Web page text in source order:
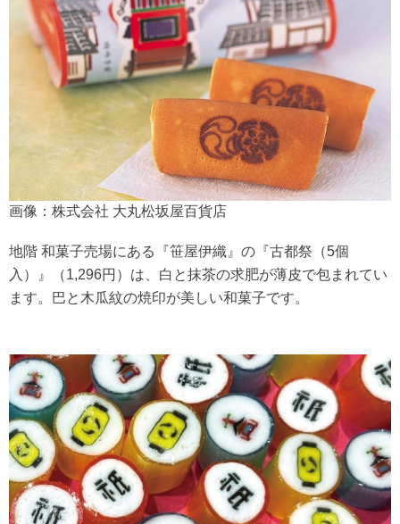
画像：株式会社 大丸松坂屋百貨店
地階 和菓子売場にある『笹屋伊織』の『古都祭（5個
入）』（1,296円）は、白と抹茶の求肥が薄皮で包まれてい
ます。巴と木瓜紋の焼印が美しい和菓子です。